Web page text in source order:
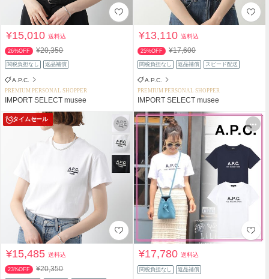
¥15,010送料込
26%OFF ¥20,350
関税負担なし 返品補償
A.P.C.
PREMIUM PERSONAL SHOPPER
IMPORT SELECT musee
¥13,110送料込
25%OFF ¥17,600
関税負担なし 返品補償 スピード配送
A.P.C.
PREMIUM PERSONAL SHOPPER
IMPORT SELECT musee
タイムセール
¥15,485送料込
23%OFF ¥20,350
¥17,780送料込
関税負担なし 返品補償